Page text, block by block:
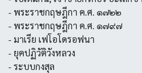
- พระราชกฤษฎีกา ค.ศ. ๑๗๒๒
- พระราชกฤษฎีกา ค.ศ. ๑๗๙๗
- มาเรีย เฟโอโดรอฟนา
- ยุคปฏิวัติวังหลวง
- ระบบกงสุล